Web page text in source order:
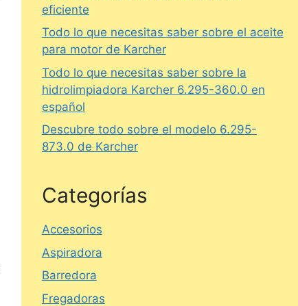
eficiente
Todo lo que necesitas saber sobre el aceite
para motor de Karcher
Todo lo que necesitas saber sobre la
hidrolimpiadora Karcher 6.295-360.0 en
español
Descubre todo sobre el modelo 6.295-
873.0 de Karcher
Categorías
Accesorios
Aspiradora
Barredora
Fregadoras